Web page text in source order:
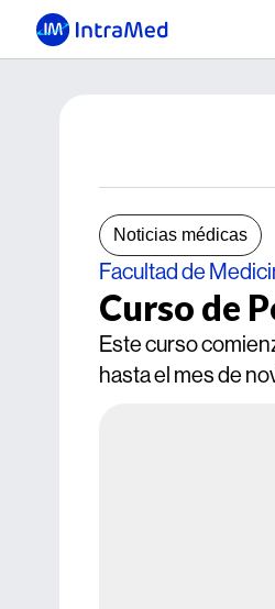
Noticias médicas
Facultad de
Curso de
Este curso
hasta el mes de